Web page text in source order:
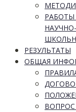
РЕЗУЛЬТАТЫ
ОБЩАЯ